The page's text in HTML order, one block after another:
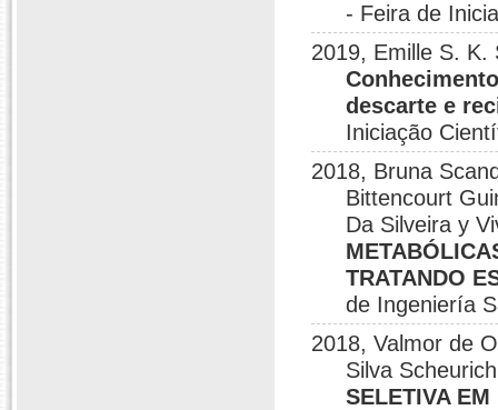
- Feira de
2019, Emille S. K.
descarte e
Iniciação
2018, Bruna
Bittencourt
Da Silveira y
TRATANDO
de Ingeniería
2018, Valmor de
Silva
SELETIVA